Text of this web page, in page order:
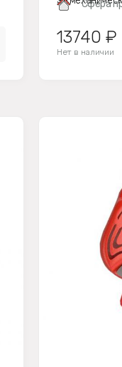
Сфера
13740 ₽
Нет в наличии